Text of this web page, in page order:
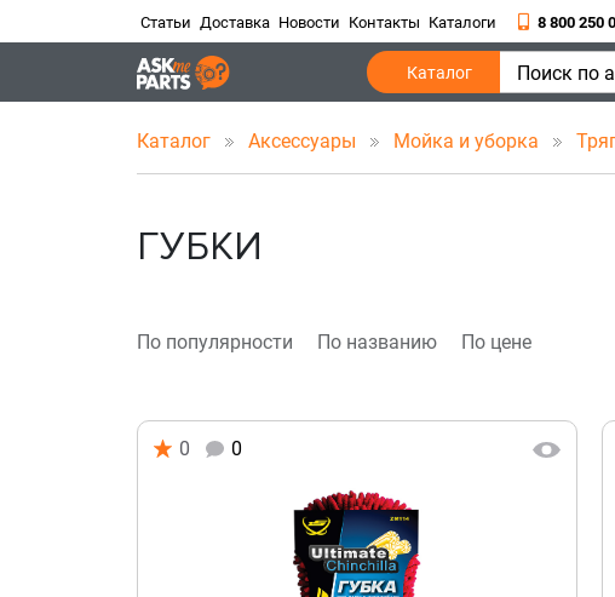
Статьи Доставка Новости Контакты Каталоги 8 800 250
Каталог Поиск по
Каталог Аксессуары Мойка и уборка
ГУБКИ
По популярности По названию По цене
0 0